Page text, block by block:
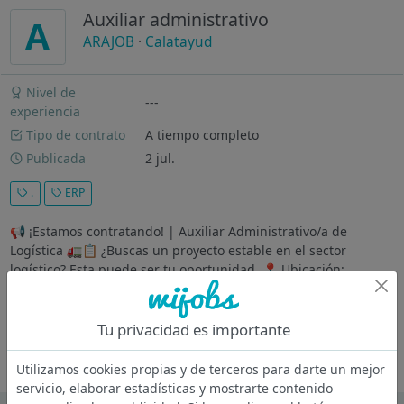
A Auxiliar administrativo
ARAJOB · Calatayud
Nivel de
experiencia
---
Tipo de contrato
A tiempo completo
Publicada
2 jul.
. ERP
📢 ¡Estamos contratando! | Auxiliar Administrativo/a de
Logística 🚛📋 ¿Buscas un proyecto estable en el sector
logístico? Esta puede ser tu oportunidad. 📍 Ubicación:
Calatayud (Polígono Mediavega) Empresa ubicada en
Calatayud y dedicada al sector...
Oferta desactivada
Tu privacidad es importante
Utilizamos cookies propias y de terceros para darte un mejor
servicio, elaborar estadísticas y mostrarte contenido